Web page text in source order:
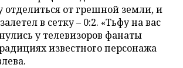
отделиться от грешной земли, и
в сетку – 0:2. «Тьфу на вас
у телевизоров фанаты
известного персонажа